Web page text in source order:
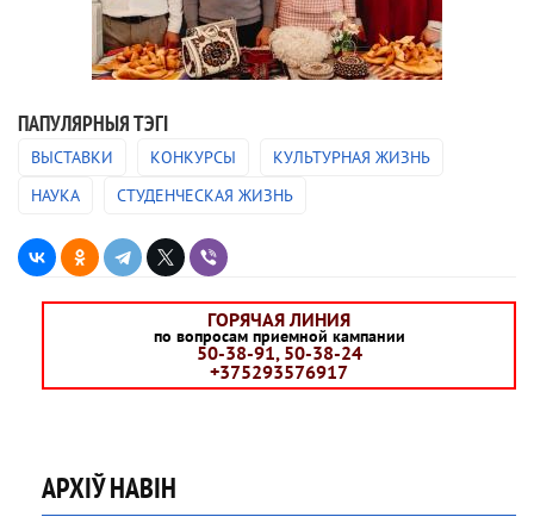
ПАПУЛЯРНЫЯ ТЭГІ
ВЫСТАВКИ КОНКУРСЫ
КУЛЬТУРНАЯ ЖИЗНЬ
НАУКА
СТУДЕНЧЕСКАЯ ЖИЗНЬ
ГОРЯЧАЯ ЛИНИЯ
по вопросам приемной кампании
50-38-91, 50-38-24
+375293576917
АРХІЎ НАВІН